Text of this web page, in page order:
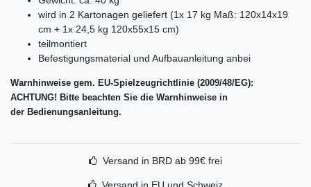
wird in 2 Kartonagen geliefert (1x 17 kg Maß: 120x14x19
cm + 1x 24,5 kg 120x55x15 cm)
teilmontiert
Befestigungsmaterial und Aufbauanleitung anbei
Warnhinweise gem. EU-Spielzeugrichtlinie (2009/48/EG):
ACHTUNG! Bitte beachten Sie die Warnhinweise in
der Bedienungsanleitung.
Versand in BRD ab 99€ frei